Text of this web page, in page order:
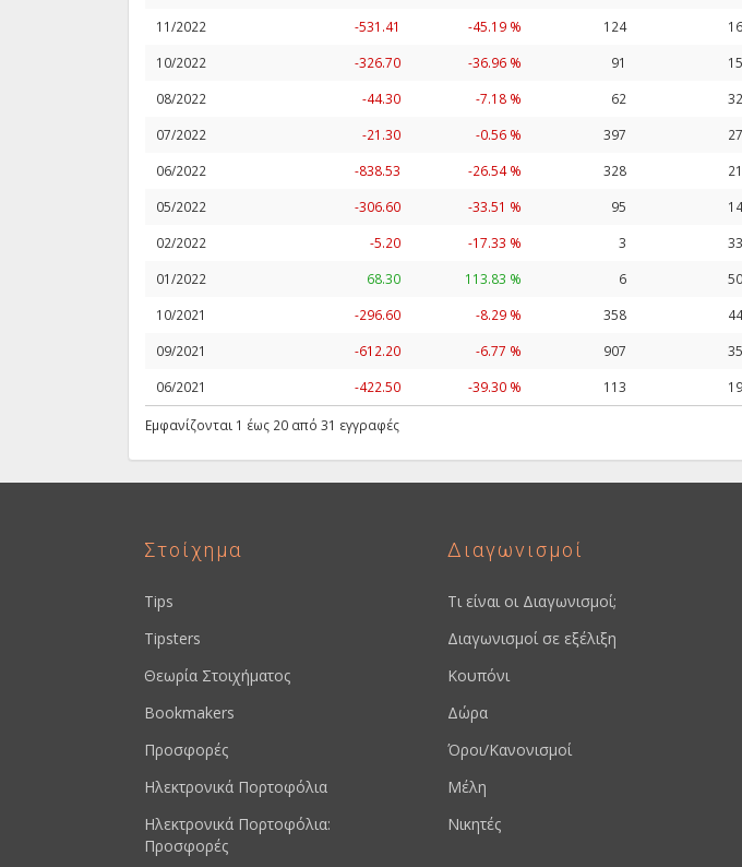
11/2022 -531.41 -45.19 % 124
10/2022 -326.70 -36.96 % 91
08/2022 -44.30 -7.18 % 62
07/2022 -21.30 -0.56 % 397
06/2022 -838.53 -26.54 % 328
05/2022 -306.60 -33.51 % 95
02/2022 -5.20 -17.33 % 3
01/2022 68.30 113.83 % 6
10/2021 -296.60 -8.29 % 358
09/2021 -612.20 -6.77 % 907
06/2021 -422.50 -39.30 % 113
Εμφανίζονται 1 έως 20 από 31 εγγραφές
Στοίχημα
Tips
Tipsters
Θεωρία Στοιχήματος
Bookmakers
Προσφορές
Ηλεκτρονικά Πορτοφόλια
Ηλεκτρονικά Πορτοφόλια:
Προσφορές
Διαγωνισμοί
Τι είναι οι Διαγωνισμοί;
Διαγωνισμοί σε εξέλιξη
Κουπόνι
Δώρα
Όροι/Κανονισμοί
Μέλη
Νικητές